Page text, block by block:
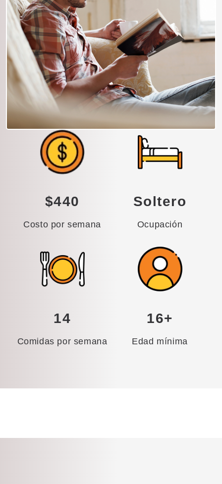
$440
Costo por semana
Soltero
Ocupación
14
Comidas por semana
16+
Edad mínima